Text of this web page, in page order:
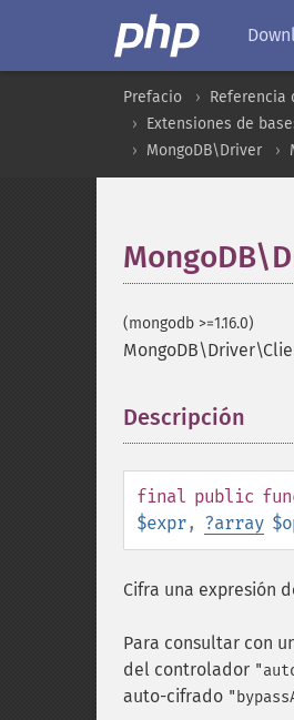
Prefacio Referencia
Extensiones de
MongoDB\Driver
(mongodb >=1.16.0)
Descripción
final public
$expr, ?array
Cifra una expresión
Para consultar con
del controlador
auto-cifrado